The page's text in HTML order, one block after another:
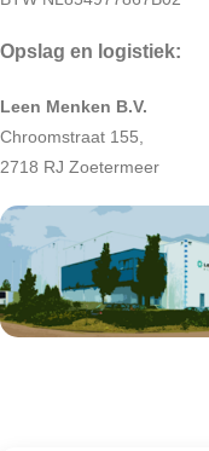
Opslag en logistiek:
Leen Menken B.V.
Chroomstraat 155,
2718 RJ Zoetermeer